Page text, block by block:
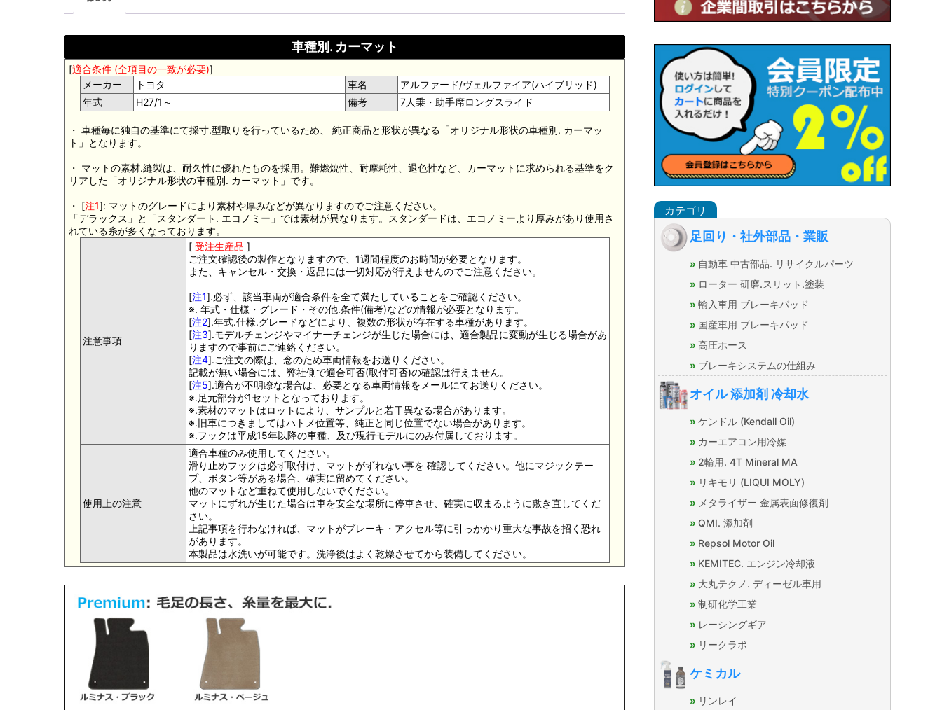
車種別. カーマット
[適合条件 (全項目の一致が必要)]
メーカー
トヨタ 車名
アルファード/ヴェルファイア(ハイブリッド)
年式
H27/1～ 備考 7人乗・助手席ロングスライド
・ 車種毎に独自の基準にて採寸.型取りを行っているため、 純正商品と形状が異なる「オリジナル形状の車種別. カーマッ
ト」となります。
・ マットの素材.縫製は、耐久性に優れたものを採用。難燃焼性、耐摩耗性、退色性など、カーマットに求められる基準をク
リアした「オリジナル形状の車種別. カーマット」です。
・ [注1]: マットのグレードにより素材や厚みなどが異なりますのでご注意ください。
「デラックス」と「スタンダート. エコノミー」では素材が異なります。スタンダードは、エコノミーより厚みがあり使用さ
れている糸が多くなっております。
注意事項
[ 受注生産品 ]
ご注文確認後の製作となりますので、1週間程度のお時間が必要となります。
また、キャンセル・交換・返品には一切対応が行えませんのでご注意ください。
[注1].必ず、該当車両が適合条件を全て満たしていることをご確認ください。
※. 年式・仕様・グレード・その他.条件(備考)などの情報が必要となります。
[注2].年式.仕様.グレードなどにより、複数の形状が存在する車種があります。
[注3].モデルチェンジやマイナーチェンジが生じた場合には、適合製品に変動が生じる場合があ
りますので事前にご連絡ください。
[注4].ご注文の際は、念のため車両情報をお送りください。
記載が無い場合には、弊社側で適合可否(取付可否)の確認は行えません。
[注5].適合が不明瞭な場合は、必要となる車両情報をメールにてお送りください。
※.足元部分が1セットとなっております。
※.素材のマットはロットにより、サンプルと若干異なる場合があります。
※.旧車につきましてはハトメ位置等、純正と同じ位置でない場合があります。
※.フックは平成15年以降の車種、及び現行モデルにのみ付属しております。
使用上の注意
適合車種のみ使用してください。
滑り止めフックは必ず取付け、マットがずれない事を 確認してください。他にマジックテー
プ、ボタン等がある場合、確実に留めてください。
他のマットなど重ねて使用しないでください。
マットにずれが生じた場合は車を安全な場所に停車させ、確実に収まるように敷き直してくだ
さい。
上記事項を行わなければ、マットがブレーキ・アクセル等に引っかかり重大な事故を招く恐れ
があります。
本製品は水洗いが可能です。洗浄後はよく乾燥させてから装備してください。
足回り・社外部品・業販
自動車 中古部品. リサイクルパーツ
ローター 研磨.スリット.塗装
輸入車用 ブレーキパッド
国産車用 ブレーキパッド
高圧ホース
ブレーキシステムの仕組み
オイル 添加剤 冷却水
ケンドル (Kendall Oil)
カーエアコン用冷媒
2輪用. 4T Mineral MA
リキモリ (LIQUI MOLY)
メタライザー 金属表面修復剤
QMI. 添加剤
Repsol Motor Oil
KEMITEC. エンジン冷却液
大丸テクノ. ディーゼル車用
制研化学工業
レーシングギア
リークラボ
ケミカル
リンレイ